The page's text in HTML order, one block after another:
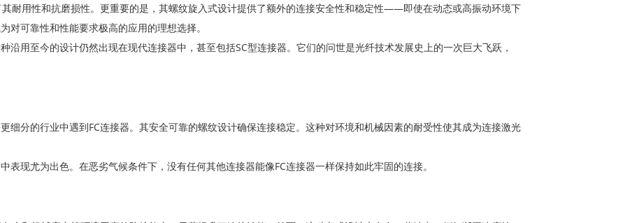
耐用性和抗磨损性。更重要的是，其螺纹旋入式设计提供了额外的连接安全性和稳定性——即使在动态或高振动环境下
对可靠性和性能要求极高的应用的理想选择。
沿用至今的设计仍然出现在现代连接器中，甚至包括SC型连接器。它们的问世是光纤技术发展史上的一次巨大飞跃，
细分的行业中遇到FC连接器。其安全可靠的螺纹设计确保连接稳定。这种对环境和机械因素的耐受性使其成为连接激光
表现尤为出色。在恶劣气候条件下，没有任何其他连接器能像FC连接器一样保持如此牢固的连接。